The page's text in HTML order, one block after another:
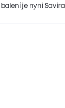
balení je nyní Savira